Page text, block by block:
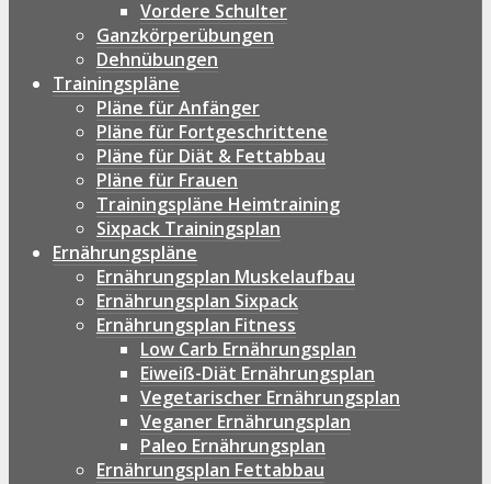
Vordere Schulter
Ganzkörperübungen
Dehnübungen
Trainingspläne
Pläne für Anfänger
Pläne für Fortgeschrittene
Pläne für Diät & Fettabbau
Pläne für Frauen
Trainingspläne Heimtraining
Sixpack Trainingsplan
Ernährungspläne
Ernährungsplan Muskelaufbau
Ernährungsplan Sixpack
Ernährungsplan Fitness
Low Carb Ernährungsplan
Eiweiß-Diät Ernährungsplan
Vegetarischer Ernährungsplan
Veganer Ernährungsplan
Paleo Ernährungsplan
Ernährungsplan Fettabbau